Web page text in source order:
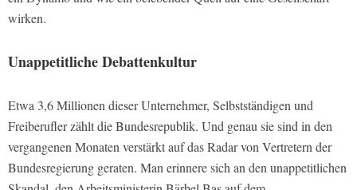
wirken.
Unappetitliche Debattenkultur
Etwa 3,6 Millionen dieser Unternehmer, Selbstständigen und
Freiberufler zählt die Bundesrepublik. Und genau sie sind in den
vergangenen Monaten verstärkt auf das Radar von Vertretern der
Bundesregierung geraten. Man erinnere sich an den unappetitlichen